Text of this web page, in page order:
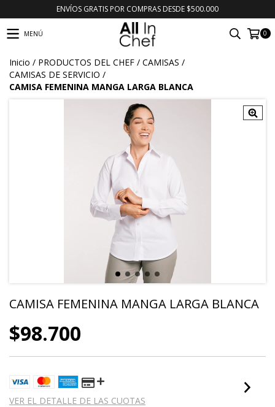
ENVÍOS GRATIS POR COMPRAS DESDE $500.000
MENÚ 0
Inicio / PRODUCTOS DEL CHEF / CAMISAS /
CAMISAS DE SERVICIO /
CAMISA FEMENINA MANGA LARGA BLANCA
CAMISA FEMENINA MANGA LARGA BLANCA
$98.700
VER EL DETALLE DE LAS CUOTAS